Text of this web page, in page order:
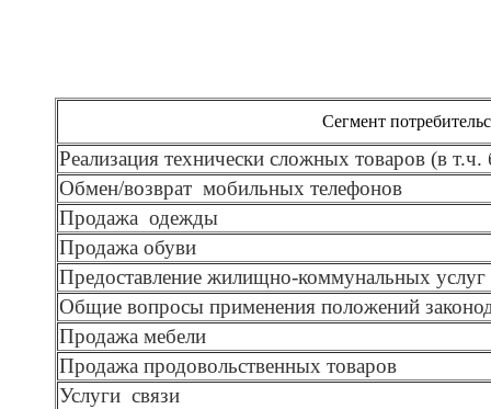
Сегмент
Реализация технически сложных товаров (в т.ч.
Обмен/возврат мобильных телефонов
Продажа одежды
Продажа обуви
Предоставление жилищно-коммунальных услуг
Общие вопросы применения положений
Продажа мебели
Продажа продовольственных товаров
Услуги связи